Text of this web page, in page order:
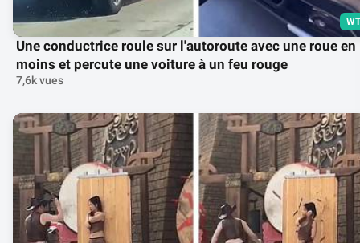
Une conductrice roule sur l'autoroute avec une roue en
moins et percute une voiture à un feu rouge
7,6k vues